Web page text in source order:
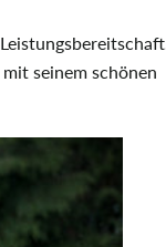
seinem schönen